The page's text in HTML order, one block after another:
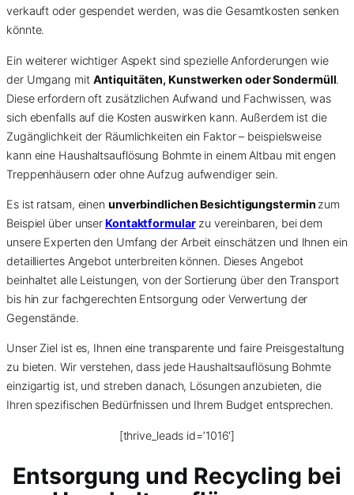
verkauft oder gespendet werden, was die Gesamtkosten senken
könnte.
Ein weiterer wichtiger Aspekt sind spezielle Anforderungen wie
der Umgang mit Antiquitäten, Kunstwerken oder Sondermüll.
Diese erfordern oft zusätzlichen Aufwand und Fachwissen, was
sich ebenfalls auf die Kosten auswirken kann. Außerdem ist die
Zugänglichkeit der Räumlichkeiten ein Faktor – beispielsweise
kann eine Haushaltsauflösung Bohmte in einem Altbau mit engen
Treppenhäusern oder ohne Aufzug aufwendiger sein.
Es ist ratsam, einen unverbindlichen Besichtigungstermin zum
Beispiel über unserKontaktformularzu vereinbaren, bei dem
unsere Experten den Umfang der Arbeit einschätzen und Ihnen ein
detailliertes Angebot unterbreiten können. Dieses Angebot
beinhaltet alle Leistungen, von der Sortierung über den Transport
bis hin zur fachgerechten Entsorgung oder Verwertung der
Gegenstände.
Unser Ziel ist es, Ihnen eine transparente und faire Preisgestaltung
zu bieten. Wir verstehen, dass jede Haushaltsauflösung Bohmte
einzigartig ist, und streben danach, Lösungen anzubieten, die
Ihren spezifischen Bedürfnissen und Ihrem Budget entsprechen.
[thrive_leads id=’1016′]
Entsorgung und Recycling bei